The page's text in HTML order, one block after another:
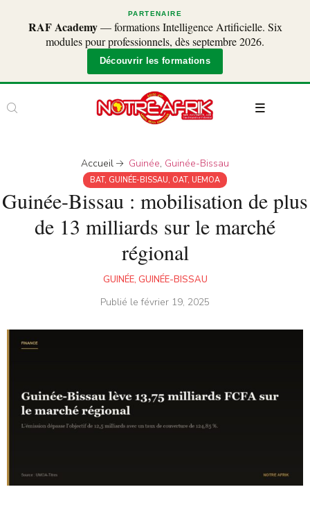
PARTENAIRE
RAF Academy— formations Intelligence Artificielle. Six
modules pour professionnels, dès septembre 2026.
Découvrir les formations
Accueil Guinée, Guinée-Bissau
BAT, GUINÉE-BISSAU, OAT, UEMOA
Guinée-Bissau : mobilisation de plus
de 13 milliards sur le marché
régional
GUINÉE, GUINÉE-BISSAU
Publié lefévrier 19, 2025